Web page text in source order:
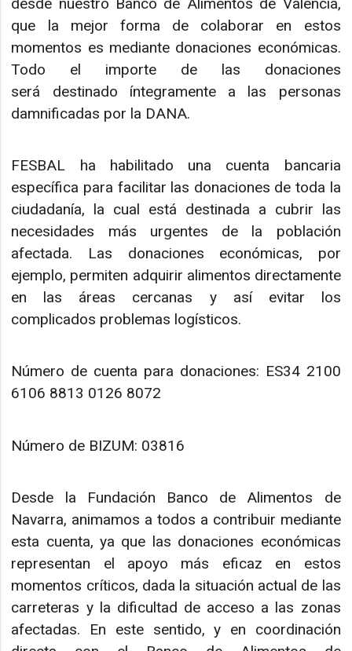
que la mejor forma de colaborar en estos
momentos es mediante donaciones económicas.
Todo el importe de las donaciones
será destinado íntegramente a las personas
damnificadas por la DANA.
FESBAL ha habilitado una cuenta bancaria
específica para facilitar las donaciones de toda la
ciudadanía, la cual está destinada a cubrir las
necesidades más urgentes de la población
afectada. Las donaciones económicas, por
ejemplo, permiten adquirir alimentos directamente
en las áreas cercanas y así evitar los
complicados problemas logísticos.
Número de cuenta para donaciones: ES34 2100
6106 8813 0126 8072
Número de BIZUM: 03816
Desde la Fundación Banco de Alimentos de
Navarra, animamos a todos a contribuir mediante
esta cuenta, ya que las donaciones económicas
representan el apoyo más eficaz en estos
momentos críticos, dada la situación actual de las
carreteras y la dificultad de acceso a las zonas
afectadas. En este sentido, y en coordinación